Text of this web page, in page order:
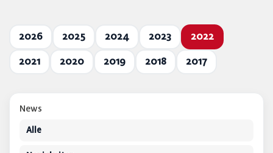
2026 2025 2024 2023 2022
2021 2020 2019 2018 2017
News
Alle